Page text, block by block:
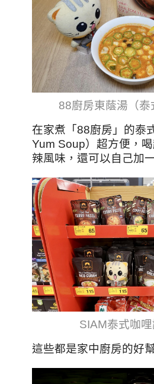
88廚房東蔭湯（泰
在家煮「88廚房」的泰
Yum Soup）超方便，
辣風味，還可以自己加
SIAM泰式咖
這些都是家中廚房的好